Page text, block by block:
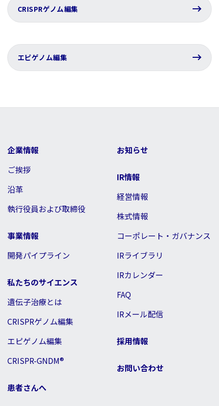
CRISPRゲノム編集
エピゲノム編集
企業情報
ご挨拶
沿革
執行役員および取締役
事業情報
開発パイプライン
私たちのサイエンス
遺伝子治療とは
CRISPRゲノム編集
エピゲノム編集
CRISPR-GNDM®
患者さんへ
お知らせ
IR情報
経営情報
株式情報
コーポレート・ガバナンス
IRライブラリ
IRカレンダー
FAQ
IRメール配信
採用情報
お問い合わせ